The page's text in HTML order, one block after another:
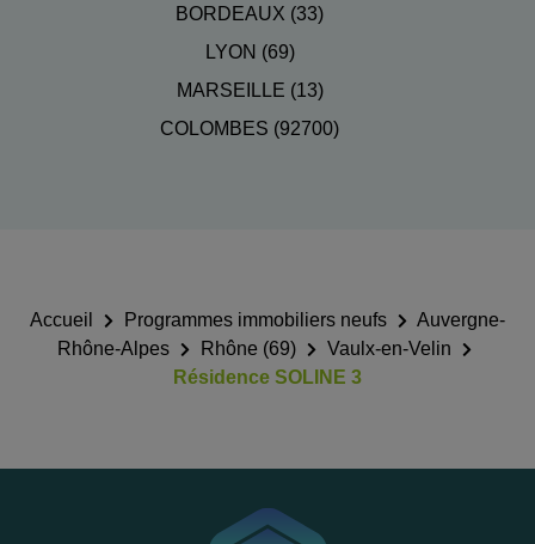
BORDEAUX (33)
LYON (69)
MARSEILLE (13)
COLOMBES (92700)
Accueil Programmes immobiliers neufs
Auvergne-
Rhône-Alpes
Rhône (69)
Vaulx-en-Velin
Résidence SOLINE 3